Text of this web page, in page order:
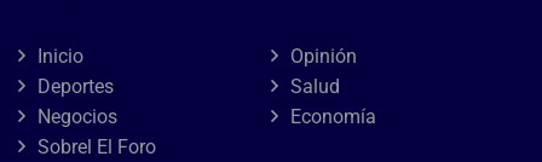
Inicio
Opinión
Deportes
Salud
Negocios
Economía
Sobrel El Foro